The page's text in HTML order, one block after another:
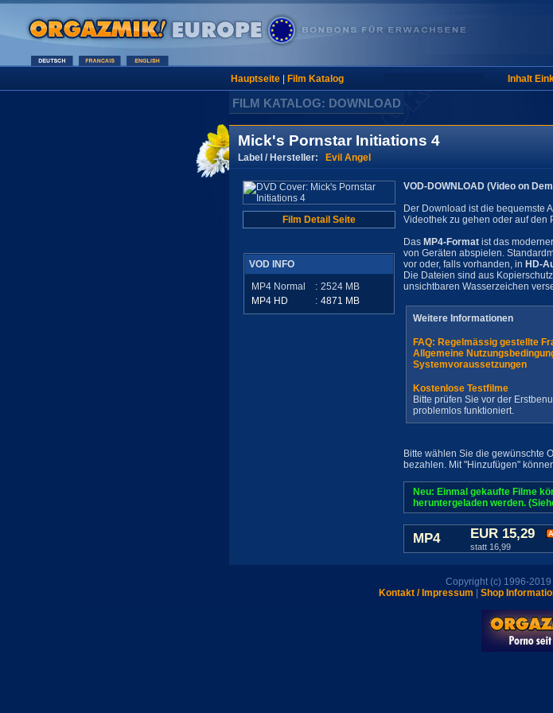
Hauptseite| Film Katalog Inhalt
FILM KATALOG: DOWNLOAD
Mick's Pornstar Initiations 4
Label / Hersteller: Evil Angel
Film Detail Seite
VOD INFO
MP4 Normal
: 2524 MB
MP4 HD
: 4871 MB
VOD-DOWNLOAD (Video on
Der Download ist die bequemste
Videothek zu gehen oder auf den
Das MP4-Format ist das
von Geräten abspielen.
vor oder, falls vorhanden, in HD-
Die Dateien sind aus
unsichtbaren Wasserzeichen
Weitere Informationen
FAQ: Regelmässig gestellte
Allgemeine
Systemvoraussetzungen
Kostenlose Testfilme
Bitte prüfen Sie vor der
problemlos funktioniert.
Bitte wählen Sie die gewünschte
bezahlen. Mit "Hinzufügen"
Neu: Einmal gekaufte Filme
heruntergeladen werden.
MP4 EUR 15,29
statt 16,99
Copyright (c) 1996-
Kontakt / Impressum
Shop